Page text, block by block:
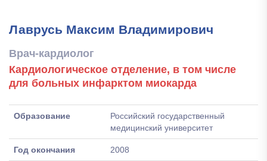
Лаврусь Максим Владимирович
Врач-кардиолог
Кардиологическое отделение, в том числе
для больных инфарктом миокарда
Образование
Российский государственный
медицинский университет
Год окончания 2008